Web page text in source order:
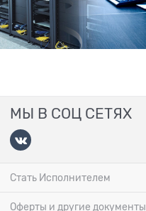
МЫ В СОЦ СЕТЯХ
Стать Исполнителем
Оферты и другие документы